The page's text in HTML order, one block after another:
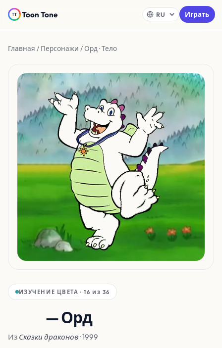
Toon Tone Играть
Главная / Персонажи / Орд · Тело
ИЗУЧЕНИЕ ЦВЕТА · 16 из 36
— Орд
Из Сказки драконов· 1999